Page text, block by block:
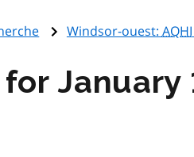
Windsor-ouest: AQHI
for January